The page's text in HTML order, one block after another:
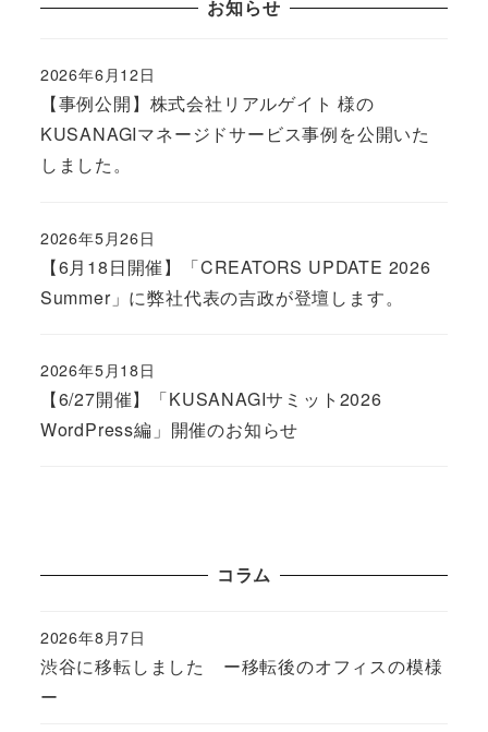
お知らせ
【事例公開】株式会社リアルゲイト 様の
KUSANAGIマネージドサービス事例を公開いた
しました。
Published
2026年6月12日
【6月18日開催】「CREATORS UPDATE 2026
Summer」に弊社代表の吉政が登壇します。
Published
2026年5月26日
【6/27開催】「KUSANAGIサミット2026
WordPress編」開催のお知らせ
Published
2026年5月18日
コラム
渋谷に移転しました ー移転後のオフィスの模様
ー
Published
2026年8月7日